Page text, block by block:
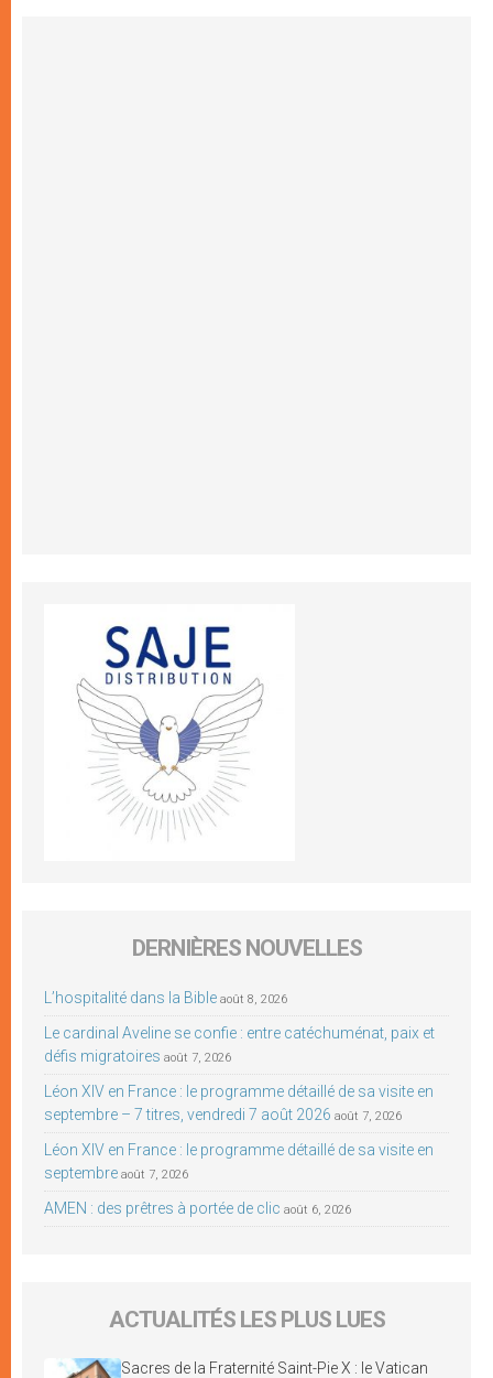
DERNIÈRES NOUVELLES
L’hospitalité dans la Bible août 8, 2026
Le cardinal Aveline se confie : entre catéchuménat, paix et
défis migratoires août 7, 2026
Léon XIV en France : le programme détaillé de sa visite en
septembre – 7 titres, vendredi 7 août 2026 août 7, 2026
Léon XIV en France : le programme détaillé de sa visite en
septembre août 7, 2026
AMEN : des prêtres à portée de clic août 6, 2026
ACTUALITÉS LES PLUS LUES
Sacres de la Fraternité Saint-Pie X : le Vatican